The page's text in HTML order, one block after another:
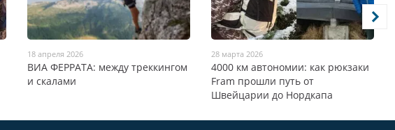
18 апреля 2026
ВИА ФЕРРАТА: между треккингом
и скалами
28 марта 2026
4000 км автономии: как рюкзаки
Fram прошли путь от
Швейцарии до Нордкапа